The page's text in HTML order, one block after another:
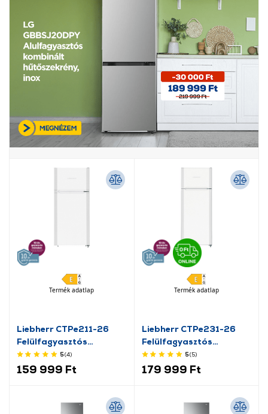
Termék adatlap
Liebherr CTPe211-26
Felülfagyasztós
hűtőszekrény
5(4)
159 999 Ft
Termék adatlap
Liebherr CTPe231-26
Felülfagyasztós
hűtőszekrény
5(5)
179 999 Ft